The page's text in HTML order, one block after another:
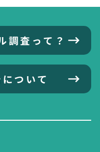
調査って？
ついて